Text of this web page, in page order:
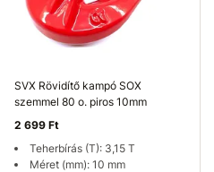
SVX Rövidítő kampó SOX
szemmel 80 o. piros 10mm
2 699 Ft
Teherbírás (T): 3,15 T
Méret (mm): 10 mm